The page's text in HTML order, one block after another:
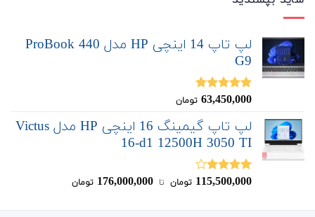
لپ تاپ 14 اینچی HP مدل ProBook 440
G9
نمره5.00
63,450,000 تومان
لپ تاپ گیمینگ 16 اینچی HP مدل Victus
16-d1 12500H 3050 TI
نمره
115,500,000 تومان ‌ تا ‌ 176,000,000 تومان